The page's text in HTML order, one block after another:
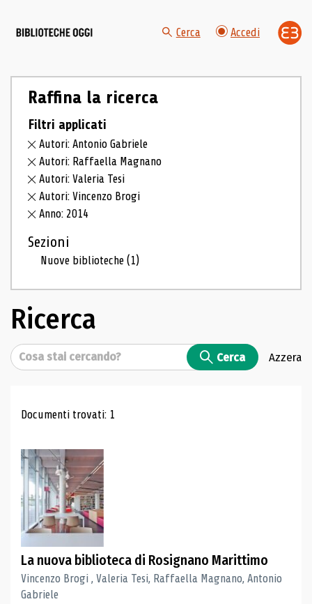
Cerca Accedi
Raffina la ricerca
Filtri applicati
Autori: Antonio Gabriele
Autori: Raffaella Magnano
Autori: Valeria Tesi
Autori: Vincenzo Brogi
Anno: 2014
Sezioni
Nuove biblioteche(1)
Ricerca
Cerca Cerca Azzera
Risultati di ricerca
Documenti trovati: 1
La nuova biblioteca di Rosignano Marittimo
Vincenzo Brogi , Valeria Tesi, Raffaella Magnano, Antonio
Gabriele